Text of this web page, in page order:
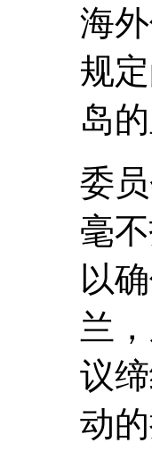
海
规
岛
委
毫
以
兰
议
动